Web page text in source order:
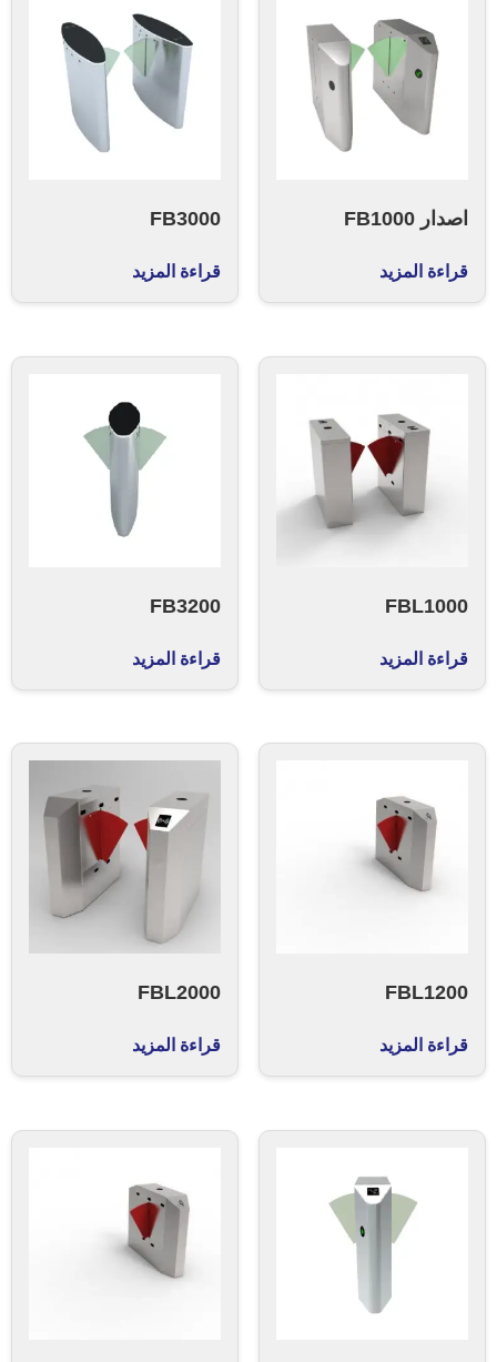
اصدار FB1000
قراءة المزيد
FB3000
قراءة المزيد
FBL1000
قراءة المزيد
FB3200
قراءة المزيد
FBL1200
قراءة المزيد
FBL2000
قراءة المزيد